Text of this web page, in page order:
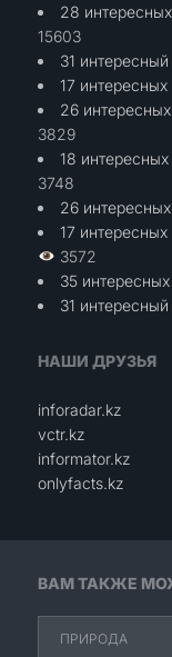
ВАМ ТАКЖЕ
ПРИРОДА
28
15603
31
17
26
3829
18
3748
26
17
3572
35
31
НАШИ ДРУЗЬЯ
inforadar.kz
vctr.kz
informator.kz
onlyfacts.kz